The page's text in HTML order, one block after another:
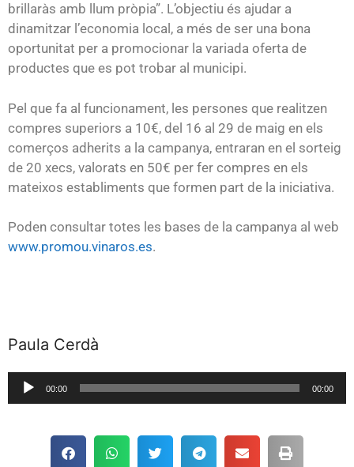
brillaràs amb llum pròpia”. L’objectiu és ajudar a
dinamitzar l’economia local, a més de ser una bona
oportunitat per a promocionar la variada oferta de
productes que es pot trobar al municipi.
Pel que fa al funcionament, les persones que realitzen
compres superiors a 10€, del 16 al 29 de maig en els
comerços adherits a la campanya, entraran en el sorteig
de 20 xecs, valorats en 50€ per fer compres en els
mateixos establiments que formen part de la iniciativa.
Poden consultar totes les bases de la campanya al web
www.promou.vinaros.es.
Paula Cerdà
Reproductor
de
00:00 00:00